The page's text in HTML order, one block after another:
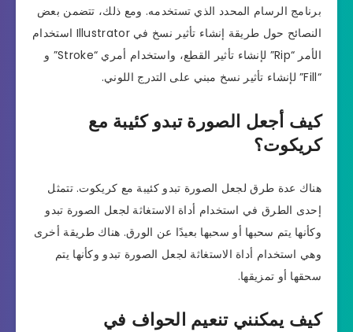
برنامج الرسام المحدد الذي تستخدمه. ومع ذلك، تتضمن بعض
النصائح حول طريقة إنشاء تأثير نسخ في Illustrator استخدام
الأمر “Rip” لإنشاء تأثير القطع، واستخدام أمري “Stroke” و
“Fill” لإنشاء تأثير نسخ مبني على التدرج اللوني.
كيف أجعل الصورة تبدو كئيبة مع
كريكوت؟
هناك عدة طرق لجعل الصورة تبدو كئيبة مع كريكوت. تتمثل
إحدى الطرق في استخدام أداة الاستغاثة لجعل الصورة تبدو
وكأنها يتم سحبها أو سحبها بعيدًا عن الورق. هناك طريقة أخرى
وهي استخدام أداة الاستغاثة لجعل الصورة تبدو وكأنها يتم
سحقها أو تمزيقها.
كيف يمكنني تنعيم الحواف في